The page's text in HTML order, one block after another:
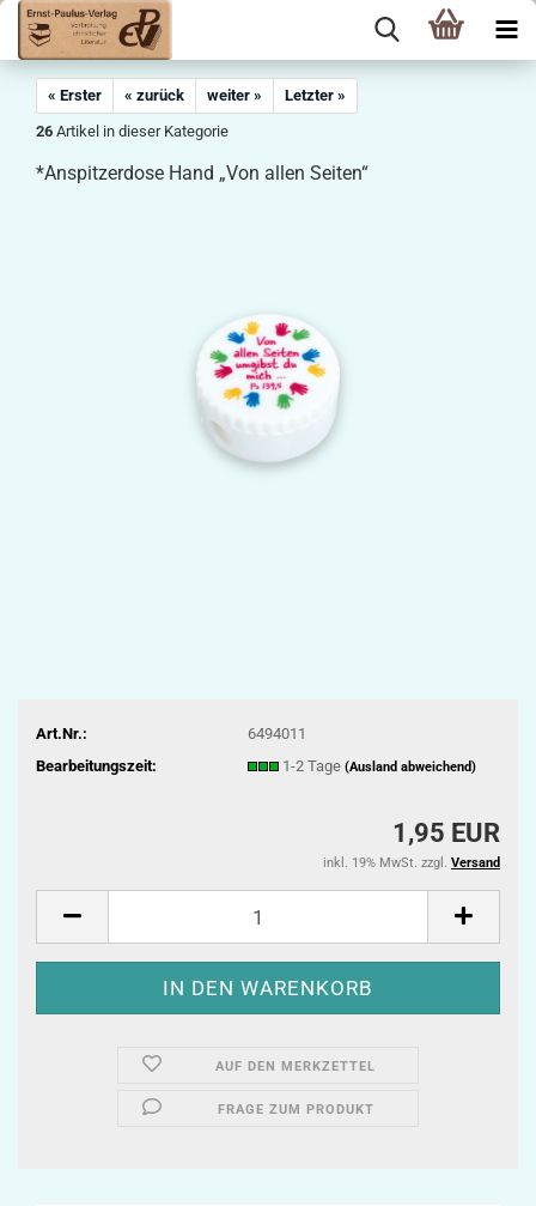
« Erster « zurück weiter »
Letzter »
26 Artikel in dieser Kategorie
*Anspitzerdose Hand „Von allen Seiten“
Art.Nr.:
6494011
Bearbeitungszeit:
1-2 Tage (Ausland abweichend)
1,95 EUR
inkl. 19% MwSt. zzgl. Versand
AUF DEN MERKZETTEL
FRAGE ZUM PRODUKT